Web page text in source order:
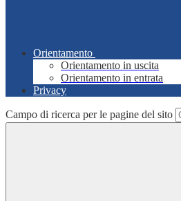
Orientamento
Orientamento in uscita
Orientamento in entrata
Privacy
Campo di ricerca per le pagine del sito